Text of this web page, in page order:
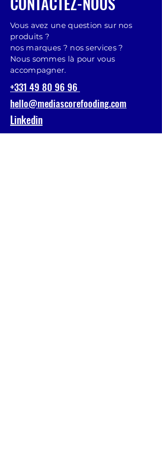
Vous avez une question sur nos
produits ?
nos marques ? nos services ?
Nous sommes là pour vous
accompagner.
+331 49 80 96 96
hello@mediascorefooding.com
Linkedin